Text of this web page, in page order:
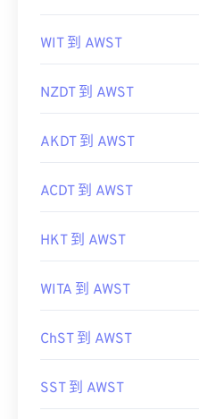
WIT 到 AWST
NZDT 到 AWST
AKDT 到 AWST
ACDT 到 AWST
HKT 到 AWST
WITA 到 AWST
ChST 到 AWST
SST 到 AWST